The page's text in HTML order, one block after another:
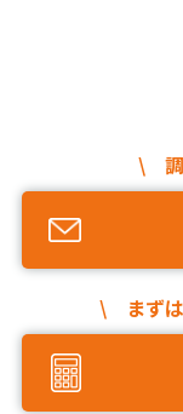
\ 調
\ まずは